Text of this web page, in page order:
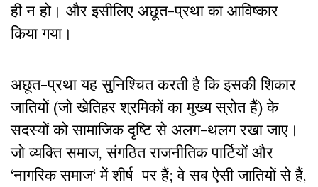
ही न हो। और इसीलिए अछूत-प्रथा का आविष्कार
किया गया।
अछूत-प्रथा यह सुनिश्चित करती है कि इसकी शिकार
जातियों (जो खेतिहर श्रमिकों का मुख्य स्रोत हैं) के
सदस्यों को सामाजिक दृष्टि से अलग-थलग रखा जाए।
जो व्यक्ति समाज, संगठित राजनीतिक पार्टियों और
‘नागरिक समाज‘ में शीर्ष पर हैं; वे सब ऐसी जातियों से हैं,